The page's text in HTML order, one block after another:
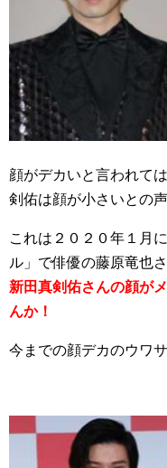
顔がデカいと言われて
剣佑は顔が小さいとの
これは２０２０年１月
ル」で俳優の藤原竜也
新田真剣佑さんの顔が
んか！
今までの顔デカのウワ